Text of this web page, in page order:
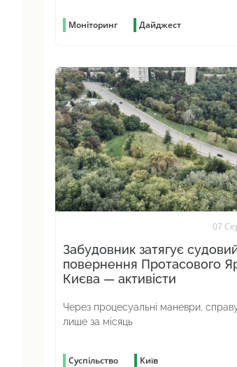
Моніторинг Дайджест
07
Забудовник затягує
повернення Протасового
Києва — активісти
Через процесуальні маневри,
лише за місяць
Суспільство Київ